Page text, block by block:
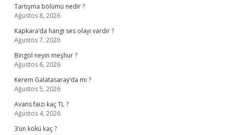
Tartışma bölümü nedir ?
Ağustos 8, 2026
Kapkara’da hangi ses olayı vardır ?
Ağustos 7, 2026
Bingöl neyin meşhur ?
Ağustos 6, 2026
Kerem Galatasaray’da mı ?
Ağustos 5, 2026
Avans faizi kaç TL ?
Ağustos 4, 2026
3’ün kökü kaç ?